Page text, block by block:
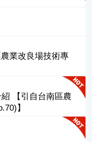
業改良場技術專
【引自台南區農
】